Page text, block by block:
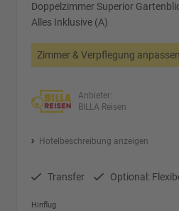
Doppelzimmer Superior
Alles Inklusive (A)
Zimmer & Verpflegung anpassen
Anbieter:
BILLA Reisen
Hotelbeschreibung anzeigen
Transfer Optional:
Hinflug